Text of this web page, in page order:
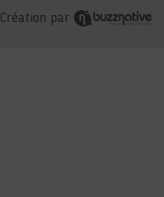
Création par